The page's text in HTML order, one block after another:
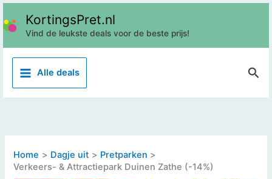
Ga
naar
inhoud
KortingsPret.nl
Vind de leukste deals voor de beste prijs!
Alle deals
Z
e
Home Dagje uit
Pretparken
Verkeers- & Attractiepark Duinen Zathe (-14%)